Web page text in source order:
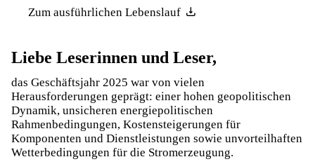
Zum ausführlichen Lebenslauf
Liebe Leserinnen und Leser,
das Geschäftsjahr 2025 war von vielen
Herausforderungen geprägt: einer hohen geopolitischen
Dynamik, unsicheren energiepolitischen
Rahmenbedingungen, Kostensteigerungen für
Komponenten und Dienstleistungen sowie unvorteilhaften
Wetterbedingungen für die Stromerzeugung.